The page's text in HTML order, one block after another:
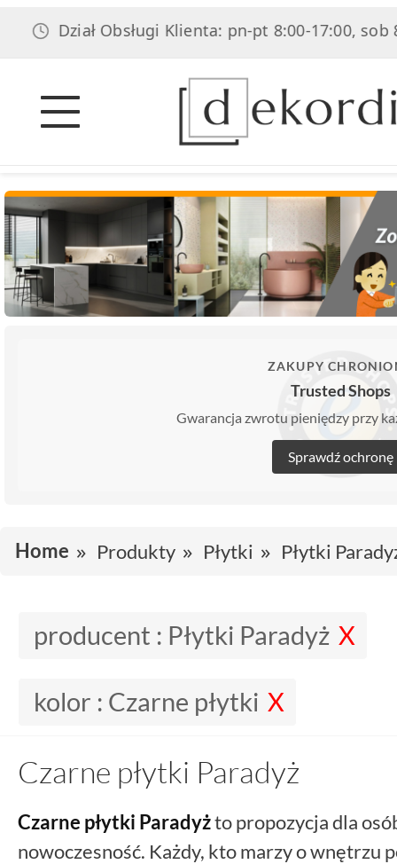
Obsługi Klienta: pn-pt 8:00-17:00, sob 8:00-
ZAKUPY
Trusted Shops
Gwarancja zwrotu pieniędzy przy
Sprawdź ochronę
Home Produkty Płytki Płytki
producent : Płytki Paradyż
kolor : Czarne płytki
Czarne płytki Paradyż
Czarne płytki Paradyżto propozycja dla
nowoczesność. Każdy, kto marzy o wnętrzu